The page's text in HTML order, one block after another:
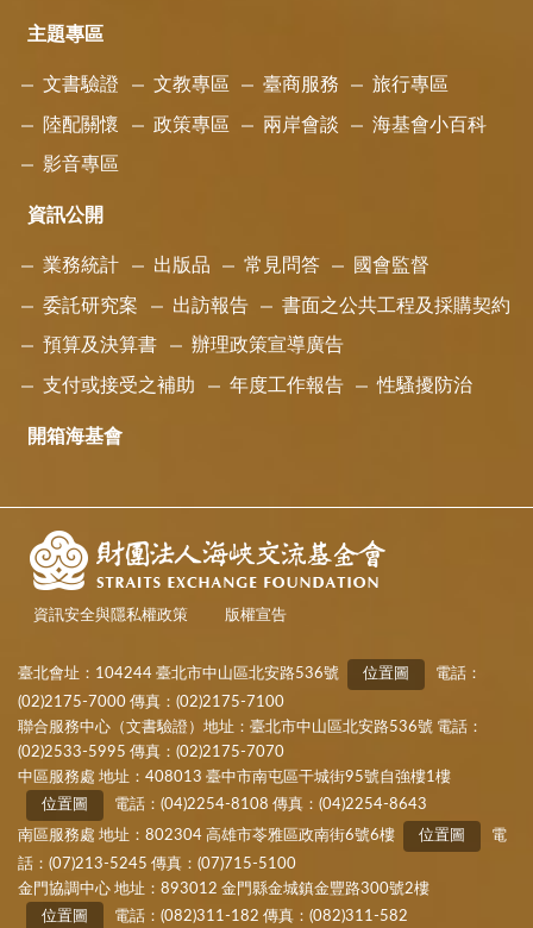
主題專區
文書驗證 文教專區 臺商服務 旅行專區
陸配關懷 政策專區 兩岸會談 海基會小百科
影音專區
資訊公開
業務統計 出版品 常見問答 國會監督
委託研究案 出訪報告 書面之公共工程及採購契約
預算及決算書 辦理政策宣導廣告
支付或接受之補助 年度工作報告 性騷擾防治
開箱海基會
資訊安全與隱私權政策 版權宣告
臺北會址：104244 臺北市中山區北安路536號 位置圖
電話：
(02)2175-7000 傳真：(02)2175-7100
聯合服務中心（文書驗證）地址：臺北市中山區北安路536號 電話：
(02)2533-5995 傳真：(02)2175-7070
中區服務處 地址：408013 臺中市南屯區干城街95號自強樓1樓
位置圖
電話：(04)2254-8108 傳真：(04)2254-8643
南區服務處 地址：802304 高雄市苓雅區政南街6號6樓
位置圖
電
話：(07)213-5245 傳真：(07)715-5100
金門協調中心 地址：893012 金門縣金城鎮金豐路300號2樓
位置圖
電話：(082)311-182 傳真：(082)311-582